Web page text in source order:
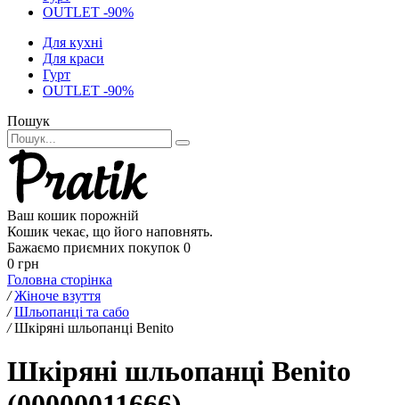
OUTLET -90%
Для кухні
Для краси
Гурт
OUTLET -90%
Пошук
Ваш кошик порожній
Кошик чекає, що його наповнять.
Бажаємо приємних покупок 0
0 грн
Головна сторінка
/ Жіноче взуття
/ Шльопанці та сабо
/ Шкіряні шльопанці Benito
Шкіряні шльопанці Benito